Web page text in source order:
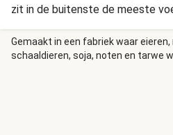
zit in de buitenste de meeste
Gemaakt in een fabriek waar
schaaldieren, soja, noten en tarwe